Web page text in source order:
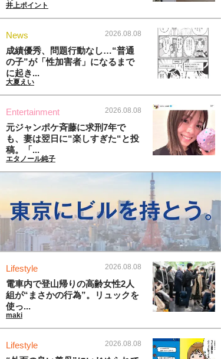
井上ポイント
News 2026.08.08
成績優秀、問題行動なし…“普通
の子”が「性加害者」になるまで
に起き...
大夏えい
Entertainment 2026.08.08
元ジャンポケ斉藤に求刑7年で
も、妻は翌日に“楽しすぎた“と投
稿。「...
エタノール純子
Lifestyle 2026.08.08
電車内で登山帰りの高齢女性2人
組が“まさかの行為”。リュックを
使っ...
maki
Lifestyle 2026.08.08